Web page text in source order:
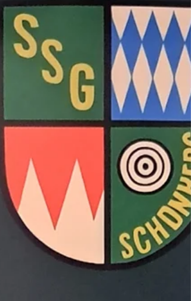
pegnitzgrund.de/fileadmin/Gau-
Pegnitzgrund/Pdf_2026/GM/
M2026.pdf Regelungen und Antragsformulare
zum Vorschießen, findet Ihr hier : https://gau-
pegnitzgrund.de/sport/meisterschaften/
erschaften-2026 Inhaustermine kö